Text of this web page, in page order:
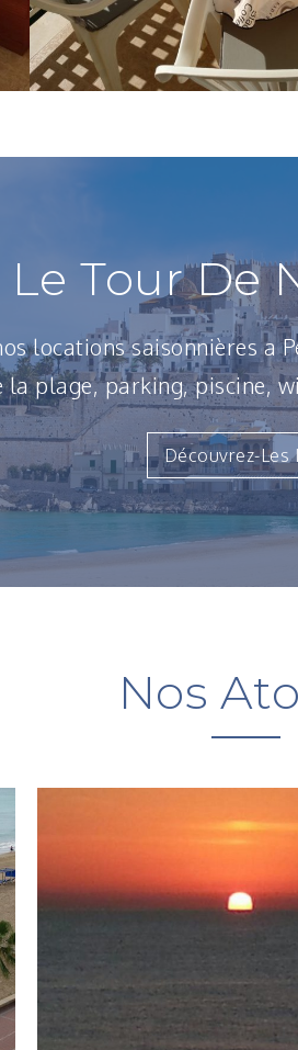
Le Tour De
locations saisonnières a
la plage, parking, piscine,
Découvrez-Les
Nos